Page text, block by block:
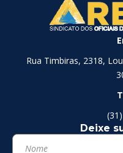
Rua Timbiras, 2318,
Deixe